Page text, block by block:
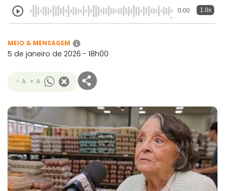
0:00 1.0x
MEIO & MENSAGEM i
5 de janeiro de 2026 - 18h00
- A + A